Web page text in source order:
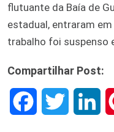
flutuante da Baía de
estadual, entraram
trabalho foi suspenso
Compartilhar Post: